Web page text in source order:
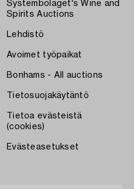
Systembolaget's Wine and
Spirits Auctions
Lehdistö
Avoimet työpaikat
Bonhams - All auctions
Tietosuojakäytäntö
Tietoa evästeistä
(cookies)
Evästeasetukset